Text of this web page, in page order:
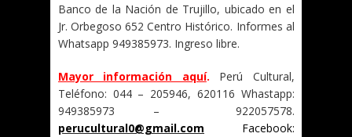
Banco de la Nación de Trujillo, ubicado en el
Jr. Orbegoso 652 Centro Histórico. Informes al
Whatsapp 949385973. Ingreso libre.
Mayor información aquí. Perú Cultural,
Teléfono: 044 – 205946, 620116 Whastapp:
949385973 – 922057578.
perucultural0@gmail.com Facebook: